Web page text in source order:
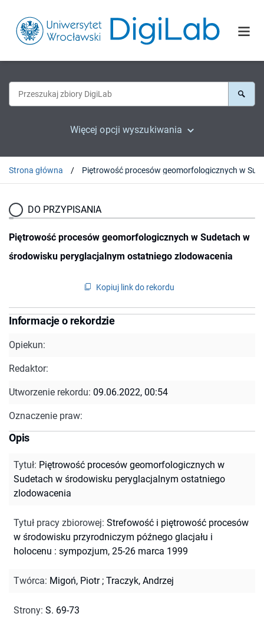
Więcej opcji wyszukiwania
Strona główna
DO PRZYPISANIA
Piętrowość procesów geomorfologicznych w Sudetach w
środowisku peryglacjalnym ostatniego zlodowacenia
Kopiuj link do rekordu
Informacje o rekordzie
Opiekun:
Redaktor:
Utworzenie rekordu: 09.06.2022, 00:54
Oznaczenie praw:
Opis
Tytuł: Piętrowość procesów geomorfologicznych w
Sudetach w środowisku peryglacjalnym ostatniego
zlodowacenia
Tytuł pracy zbiorowej: Strefowość i piętrowość procesów
w środowisku przyrodniczym późnego glacjału i
holocenu : sympozjum, 25-26 marca 1999
Twórca: Migoń, Piotr; Traczyk, Andrzej
Strony: S. 69-73